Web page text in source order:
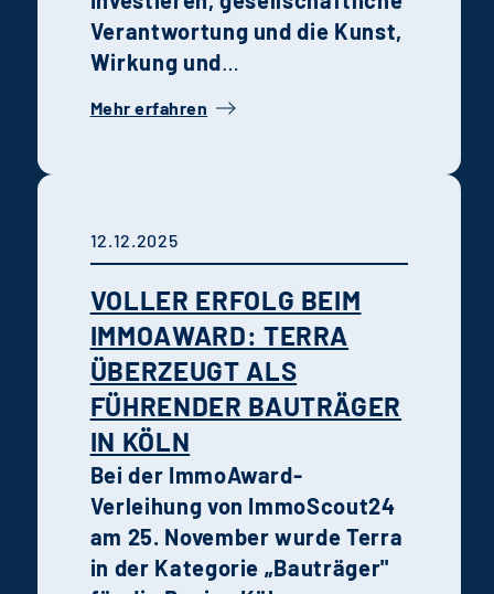
Verantwortung und die Kunst,
Wirkung und
zu bringen. Sein Credo:
wie Rendite ohne Risiko.“
Mehr erfahren
12.12.2025
VOLLER ERFOLG BEIM
IMMOAWARD: TERRA
ÜBERZEUGT ALS
FÜHRENDER BAUTRÄGER
IN KÖLN
Bei der ImmoAward-
Verleihung von ImmoScout24
am 25. November wurde Terra
in der Kategorie „Bauträger"